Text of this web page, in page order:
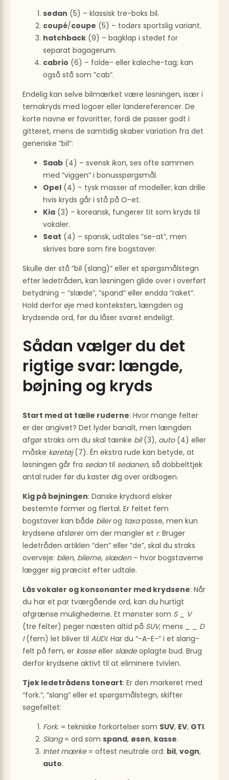
sedan (5) – klassisk tre-boks bil.
coupé/coupe (5) – todørs sportslig variant.
hatchback (9) – bagklap i stedet for
separat bagagerum.
cabrio (6) – folde- eller kaleche-tag; kan
også stå som ”cab”.
Endelig kan selve bilmærket være løsningen, især i
temakryds med logoer eller lande­referencer. De
korte navne er favoritter, fordi de passer godt i
gitteret, mens de samtidig skaber variation fra det
generiske ”bil”:
Saab (4) – svensk ikon, ses ofte sammen
med ”viggen” i bonus­spørgsmål.
Opel (4) – tysk masser af modeller; kan drille
hvis kryds går i stå på O-et.
Kia (3) – koreansk, fungerer tit som kryds til
vokaler.
Seat (4) – spansk, udtales ”se-at”, men
skrives bare som fire bogstaver.
Skulle der stå ”bil (slang)” eller et spørgsmålstegn
efter ledetråden, kan løsningen glide over i overført
betydning – ”slæde”, ”spand” eller endda ”raket”.
Hold derfor øje med konteksten, længden og
krydsende ord, før du låser svaret endeligt.
Sådan vælger du det
rigtige svar: længde,
bøjning og kryds
Start med at tælle ruderne: Hvor mange felter
er der angivet? Det lyder banalt, men længden
afgør straks om du skal tænke bil(3), auto(4) eller
måske køretøj(7). Én ekstra rude kan betyde, at
løsningen går fra sedantil sedanen, så dobbelttjek
antal ruder før du kaster dig over ordbogen.
Kig på bøjningen: Danske krydsord elsker
bestemte former og flertal. Er feltet fem
bogstaver kan både bilerog taxapasse, men kun
krydsene afslører om der mangler et r. Bruger
ledetråden artiklen “den” eller “de”, skal du straks
overveje: bilen, bilerne, slæden– hvor bogstaverne
lægger sig præcist efter udtale.
Lås vokaler og konsonanter med krydsene: Når
du har et par tværgående ord, kan du hurtigt
afgrænse mulighederne. Et mønster som S _ V
(tre felter) peger næsten altid på SUV, mens _ _ D
I(fem) let bliver til AUDI. Har du “-A-E-” i et slang-
felt på fem, er kasseeller slædeoplagte bud. Brug
derfor krydsene aktivt til at eliminere tvivlen.
Tjek ledetrådens toneart: Er den markeret med
“fork.”, “slang” eller et spørgsmålstegn, skifter
søgefeltet:
Fork. = tekniske forkortelser som SUV, EV, GTI.
Slang= ord som spand, øsen, kasse.
Intet mærke= oftest neutrale ord: bil, vogn,
auto.